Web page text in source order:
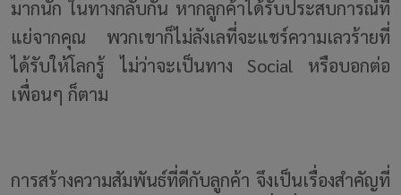
มากนัก ในทางกลับกัน หากลูกค้าได้รับประสบการณ์ที่
แย่จากคุณ พวกเขาก็ไม่ลังเลที่จะแชร์ความเลวร้ายที่
ได้รับให้โลกรู้ ไม่ว่าจะเป็นทาง Social หรือบอกต่อ
เพื่อนๆ ก็ตาม
การสร้างความสัมพันธ์ที่ดีกับลูกค้า จึงเป็นเรื่องสำคัญที่